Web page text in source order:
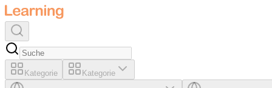
Kategorie Kategorie